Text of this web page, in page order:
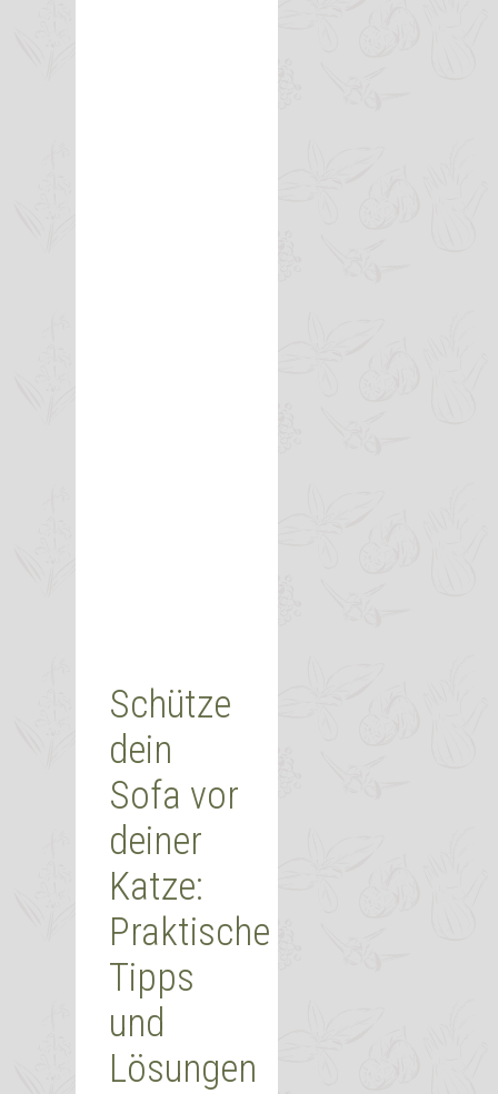
Schütze
dein
Sofa vor
deiner
Katze:
Praktische
Tipps
und
Lösungen